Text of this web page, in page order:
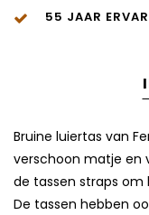
55 JAAR
Bruine luiertas van
verschoon matje en
de tassen straps
De tassen hebben